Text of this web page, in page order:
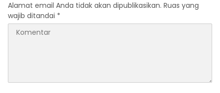
Alamat email Anda tidak akan dipublikasikan. Ruas yang
wajib ditandai *